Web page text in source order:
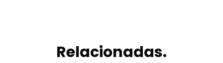
Relacionadas.